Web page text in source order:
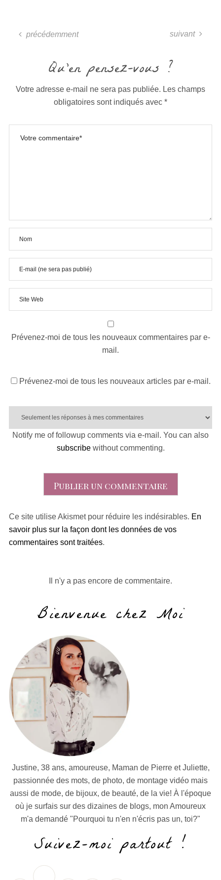
précédemment suivant
Qu'en pensez-vous ?
Votre adresse e-mail ne sera pas publiée. Les champs
obligatoires sont indiqués avec *
Prévenez-moi de tous les nouveaux commentaires par e-
mail.
Prévenez-moi de tous les nouveaux articles par e-mail.
Notify me of followup comments via e-mail. You can also
subscribewithout commenting.
Ce site utilise Akismet pour réduire les indésirables. En
savoir plus sur la façon dont les données de vos
commentaires sont traitées.
Il n'y a pas encore de commentaire.
Bienvenue chez Moi
Justine, 38 ans, amoureuse, Maman de Pierre et Juliette,
passionnée des mots, de photo, de montage vidéo mais
aussi de mode, de bijoux, de beauté, de la vie! À l'époque
où je surfais sur des dizaines de blogs, mon Amoureux
m'a demandé "Pourquoi tu n'en n'écris pas un, toi?"
Suivez-moi partout !